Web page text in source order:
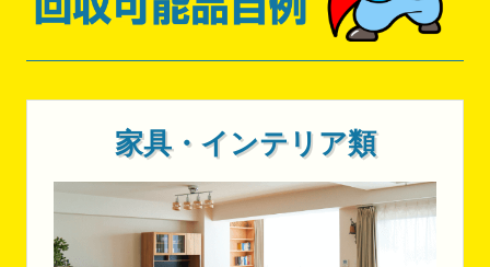
家具・インテリア類